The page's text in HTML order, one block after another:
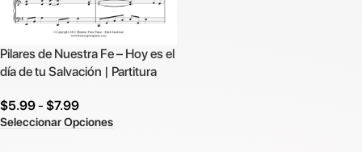
Pilares de Nuestra Fe – Hoy es el
día de tu Salvación | Partitura
$5.99- $7.99
Seleccionar Opciones